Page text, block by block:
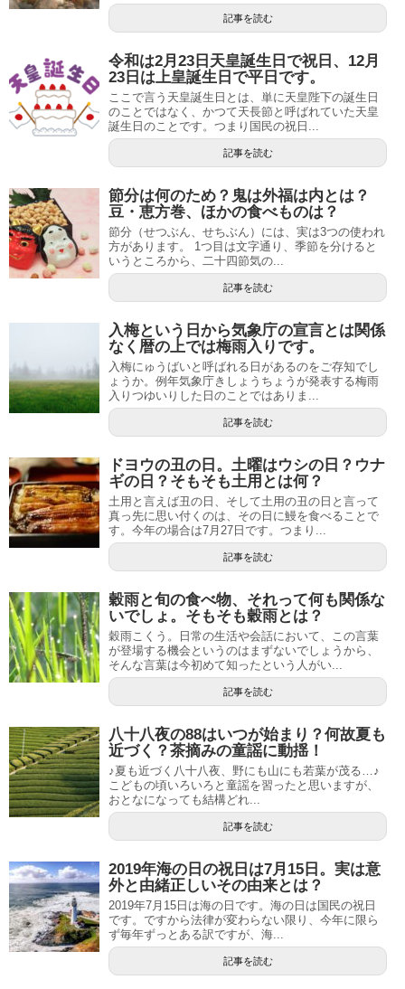
記事を読む
令和は2月23日天皇誕生日で祝日、12月
23日は上皇誕生日で平日です。
ここで言う天皇誕生日とは、単に天皇陛下の誕生日
のことではなく、かつて天長節と呼ばれていた天皇
誕生日のことです。つまり国民の祝日...
記事を読む
節分は何のため？鬼は外福は内とは？
豆・恵方巻、ほかの食べものは？
節分（せつぶん、せちぶん）には、実は3つの使われ
方があります。 1つ目は文字通り、季節を分けると
いうところから、二十四節気の...
記事を読む
入梅という日から気象庁の宣言とは関係
なく暦の上では梅雨入りです。
入梅にゅうばいと呼ばれる日があるのをご存知でし
ょうか。例年気象庁きしょうちょうが発表する梅雨
入りつゆいりした日のことではありま...
記事を読む
ドヨウの丑の日。土曜はウシの日？ウナ
ギの日？そもそも土用とは何？
土用と言えば丑の日、そして土用の丑の日と言って
真っ先に思い付くのは、その日に鰻を食べることで
す。今年の場合は7月27日です。つまり...
記事を読む
穀雨と旬の食べ物、それって何も関係な
いでしょ。そもそも穀雨とは？
穀雨こくう。日常の生活や会話において、この言葉
が登場する機会というのはまずないでしょうから、
そんな言葉は今初めて知ったという人がい...
記事を読む
八十八夜の88はいつが始まり？何故夏も
近づく？茶摘みの童謡に動揺！
♪夏も近づく八十八夜、野にも山にも若葉が茂る…♪
こどもの頃いろいろと童謡を習ったと思いますが、
おとなになっても結構どれ...
記事を読む
2019年海の日の祝日は7月15日。実は意
外と由緒正しいその由来とは？
2019年7月15日は海の日です。海の日は国民の祝日
です。ですから法律が変わらない限り、今年に限ら
ず毎年ずっとある訳ですが、海...
記事を読む